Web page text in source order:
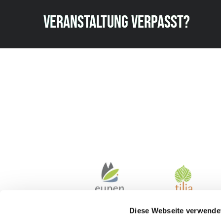
Diese Webseite
VERANSTALTUNG VERPASST?